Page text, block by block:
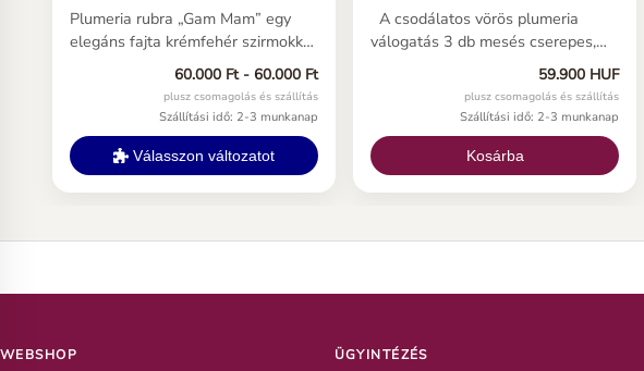
Plumeria rubra „Gam Mam” egy
elegáns fajta krémfehér szirmokkal
és meleg sárga, narancsos-barnás
virágközéppel. Fontos tudni, hogy
Európában a színei általában
lágyabbak és kevésbé intenzívek
lehetnek, mint Ázsiában, de így is
különleges és egzotikus
60.000 Ft - 60.000 Ft
plusz csomagolás és szállítás
Szállítási idő: 2-3 munkanap
Válasszon változatot
A csodálatos vörös plumeria
válogatás 3 db mesés cserepes,
felnött frangipánit tartalmaz. A
válogatásokat kedvező áruk miatt
állítottuk össze.
59.900 HUF
plusz csomagolás és szállítás
Szállítási idő: 2-3 munkanap
Kosárba
WEBSHOP ÜGYINTÉZÉS